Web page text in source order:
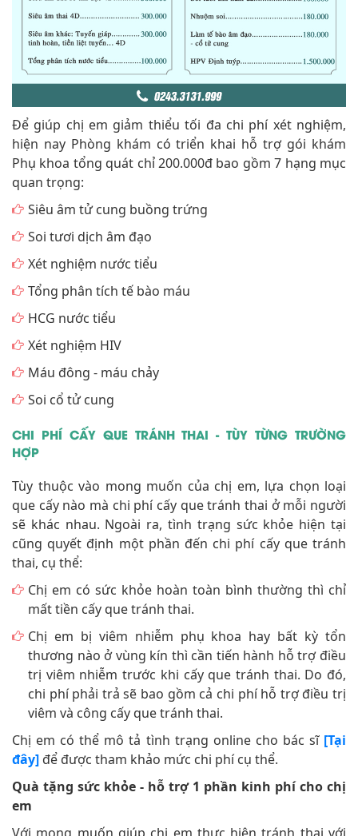
Để giúp chị em giảm thiểu tối đa chi phí xét nghiệm,
hiện nay Phòng khám có triển khai hỗ trợ gói khám
Phụ khoa tổng quát chỉ 200.000đ bao gồm 7 hạng mục
quan trọng:
Siêu âm tử cung buồng trứng
Soi tươi dịch âm đạo
Xét nghiệm nước tiểu
Tổng phân tích tế bào máu
HCG nước tiểu
Xét nghiệm HIV
Máu đông - máu chảy
Soi cổ tử cung
CHI PHÍ CẤY QUE TRÁNH THAI - TÙY TỪNG TRƯỜNG
HỢP
Tùy thuộc vào mong muốn của chị em, lựa chọn loại
que cấy nào mà chi phí cấy que tránh thai ở mỗi người
sẽ khác nhau. Ngoài ra, tình trạng sức khỏe hiện tại
cũng quyết định một phần đến chi phí cấy que tránh
thai, cụ thể:
Chị em có sức khỏe hoàn toàn bình thường thì chỉ
mất tiền cấy que tránh thai.
Chị em bị viêm nhiễm phụ khoa hay bất kỳ tổn
thương nào ở vùng kín thì cần tiến hành hỗ trợ điều
trị viêm nhiễm trước khi cấy que tránh thai. Do đó,
chi phí phải trả sẽ bao gồm cả chi phí hỗ trợ điều trị
viêm và công cấy que tránh thai.
Chị em có thể mô tả tình trạng online cho bác sĩ [Tại
đây] để được tham khảo mức chi phí cụ thể.
Quà tặng sức khỏe - hỗ trợ 1 phần kinh phí cho chị
em